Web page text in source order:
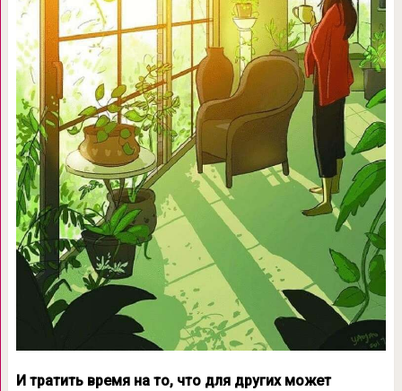
И тратить время на то, что для других может